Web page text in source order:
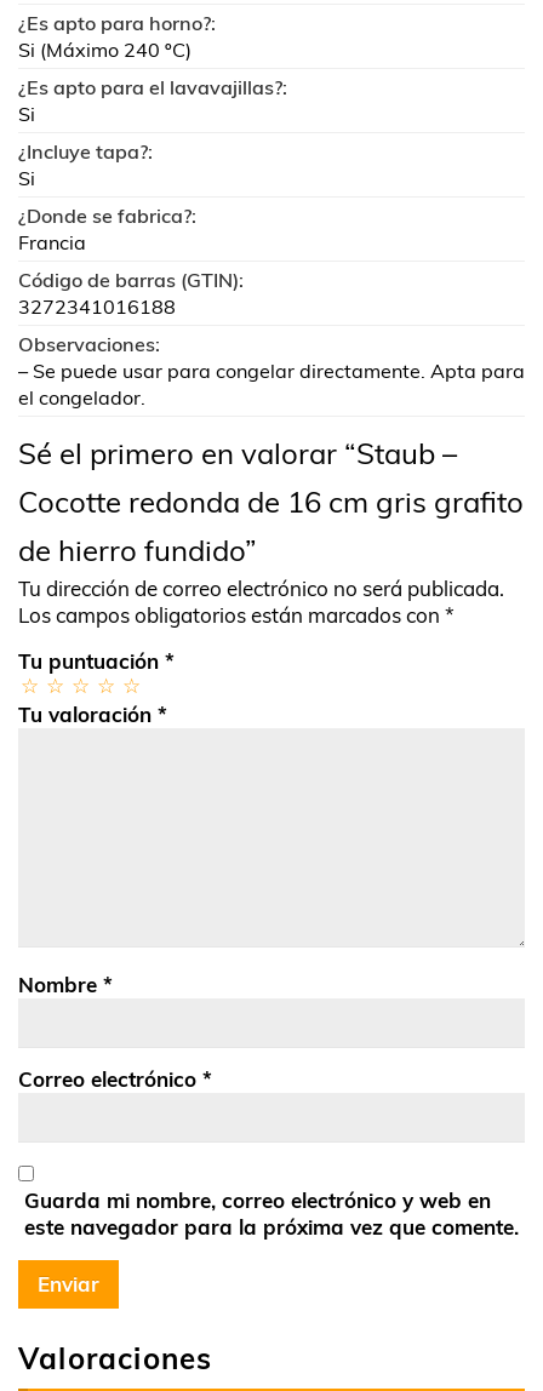
¿Es apto para horno?:
Si (Máximo 240 ºC)
¿Es apto para el lavavajillas?:
Si
¿Incluye tapa?:
Si
¿Donde se fabrica?:
Francia
Código de barras (GTIN):
3272341016188
Observaciones:
– Se puede usar para congelar directamente. Apta para
el congelador.
Valoraciones
Sé el primero en valorar “Staub –
Cocotte redonda de 16 cm gris grafito
de hierro fundido”
Tu dirección de correo electrónico no será publicada.
Los campos obligatorios están marcados con *
Tu puntuación *
Tu valoración *
Nombre *
Correo electrónico *
Guarda mi nombre, correo electrónico y web en
este navegador para la próxima vez que comente.